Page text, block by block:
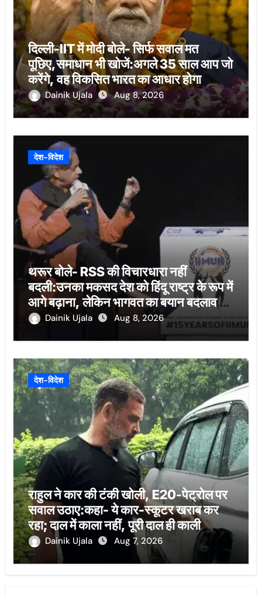
दिल्ली-IIT में मोदी बोले- सिर्फ सवाल मत
पूछिए,समाधान भी खोजें:अगले 35 साल आप जो
करेंगे, वह विकसित भारत का आधार होगा
Dainik Ujala Aug 8, 2026
देश-विदेश
थरूर बोले- RSS की विचारधारा नहीं
बदली:उनका मकसद देश को हिंदू राष्ट्र के रूप में
आगे बढ़ाना, लेकिन भागवत का बयान बदलाव का
संकेतDainik Ujala Aug 8, 2026
देश-विदेश
राहुल ने कार की टंकी खोली, E20-पेट्रोल पर
सवाल उठाए:कहा- ये कार-स्कूटर खराब कर
रहा; दाल में काला नहीं, पूरी दाल ही काली
Dainik Ujala Aug 7, 2026